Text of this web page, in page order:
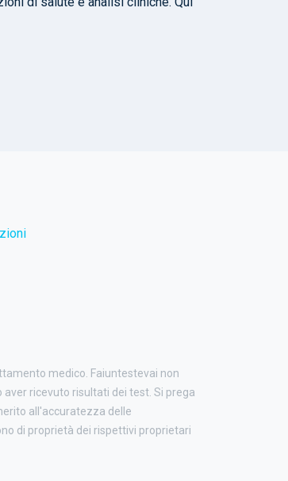
medico. Faiuntestevai non
ricevuto risultati dei test. Si prega
all'accuratezza delle
di proprietà dei rispettivi proprietari